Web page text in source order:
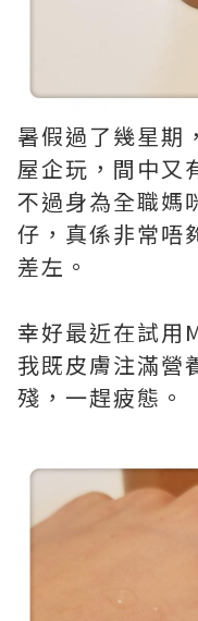
暑假過了幾星期
屋企玩，間中又
不過身為全職媽
仔，真係非常唔
差左。
幸好最近在試用
我既皮膚注滿營
殘，一趕疲態。